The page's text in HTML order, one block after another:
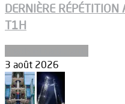
DERNIÈRE RÉPÉTITION
T1H
3 août 2026